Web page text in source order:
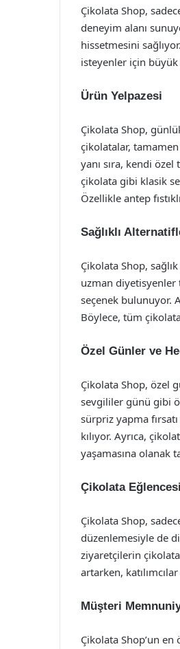
Çikolata Shop,
deneyim alanı
hissetmesini
isteyenler için
Ürün Yelpazesi
Çikolata Shop,
çikolatalar,
yanı sıra, kendi
çikolata gibi klasik
Özellikle antep
Sağlıklı
Çikolata Shop,
uzman diyetisyenler
seçenek bulunuyor.
Böylece, tüm
Özel Günler ve
Çikolata Shop, özel
sevgililer günü gibi
sürpriz yapma
kılıyor. Ayrıca,
yaşamasına olanak
Çikolata Eğlencesi
Çikolata Shop,
düzenlemesiyle de
ziyaretçilerin
artarken,
Müşteri
Çikolata Shop’un